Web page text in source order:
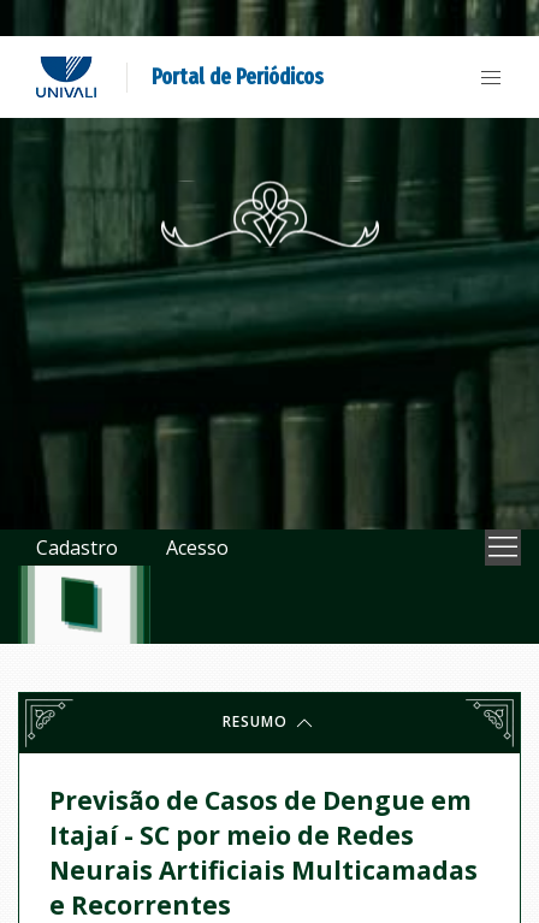
Portal de Periódicos
Cadastro Acesso
RESUMO
Previsão de Casos de Dengue em
Itajaí - SC por meio de Redes
Neurais Artificiais Multicamadas
e Recorrentes